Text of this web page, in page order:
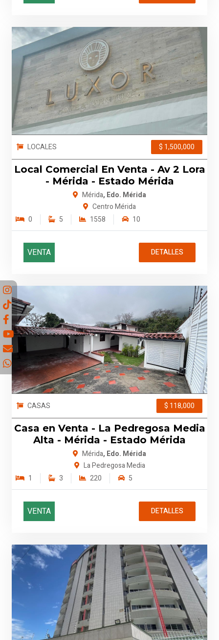
LOCALES $ 1,500,000
Local Comercial En Venta - Av 2 Lora
- Mérida - Estado Mérida
Mérida, Edo. Mérida
Centro Mérida
0
5 1558 10
VENTA DETALLES
CASAS $ 118,000
Casa en Venta - La Pedregosa Media
Alta - Mérida - Estado Mérida
Mérida, Edo. Mérida
La Pedregosa Media
1
3 220 5
VENTA DETALLES